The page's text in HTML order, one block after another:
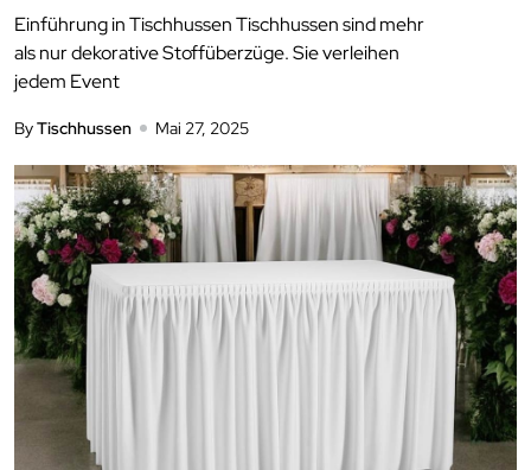
Einführung in Tischhussen Tischhussen sind mehr
als nur dekorative Stoffüberzüge. Sie verleihen
jedem Event
ByTischhussen Mai 27, 2025